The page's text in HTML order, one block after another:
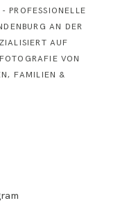
PROFESSIONELLE
AN DER
AUF
VON
FAMILIEN &